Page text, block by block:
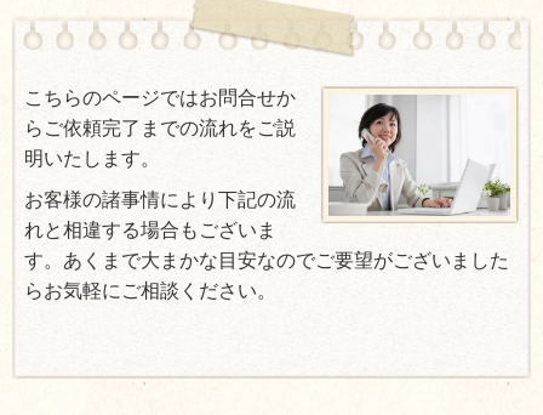
こちらのページではお問合せか
らご依頼完了までの流れをご説
明いたします。
お客様の諸事情により下記の流
れと相違する場合もございま
す。あくまで大まかな目安なのでご要望がございました
らお気軽にご相談ください。